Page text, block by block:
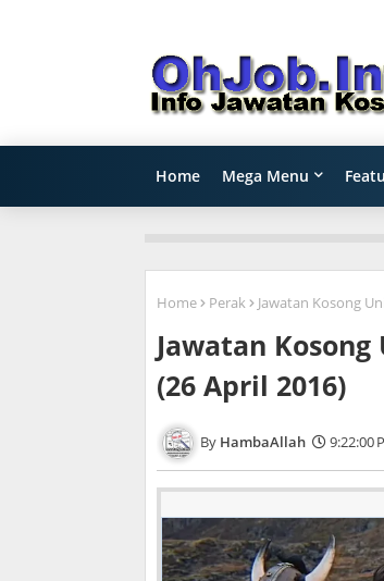
Home Mega Menu
Home Perak Jawatan Kosong
Jawatan
(26 April 2016)
HambaAllah 9:22:00